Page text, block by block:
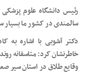
رئیس دانشگاه علوم
سالمندی در کشور ما بسیار
خاطرنشان کرد: متاسفانه
وقایع طلاق در استان سیر